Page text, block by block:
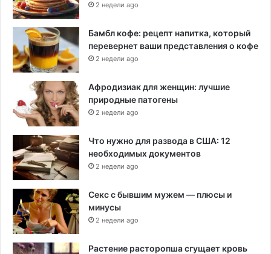
2 недели ago
Бамбл кофе: рецепт напитка, который
перевернет ваши представления о кофе
2 недели ago
Афродизиак для женщин: лучшие
природные патогены
2 недели ago
Что нужно для развода в США: 12
необходимых документов
2 недели ago
Секс с бывшим мужем — плюсы и
минусы
2 недели ago
Растение расторопша сгущает кровь